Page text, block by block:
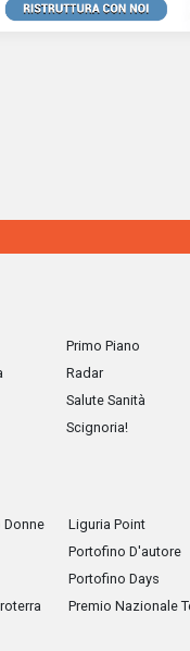
Primo Piano
Radar
Salute Sanità
Scignoria!
Liguria Point
Portofino D'autore
Portofino Days
Premio Nazionale